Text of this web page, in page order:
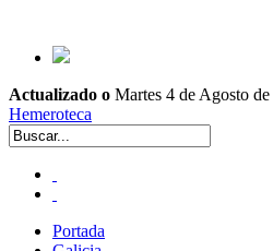
Actualizado o Martes 4 de Agosto
Hemeroteca
Portada